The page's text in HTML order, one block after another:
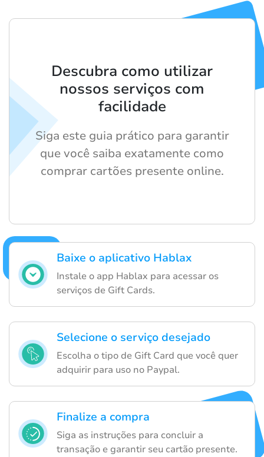
Baixe o aplicativo Hablax
Instale o app Hablax para acessar os
serviços de Gift Cards.
Selecione o serviço desejado
Escolha o tipo de Gift Card que você quer
adquirir para uso no Paypal.
Finalize a compra
Siga as instruções para concluir a
transação e garantir seu cartão presente.
Descubra como utilizar
nossos serviços com
facilidade
Siga este guia prático para garantir
que você saiba exatamente como
comprar cartões presente online.